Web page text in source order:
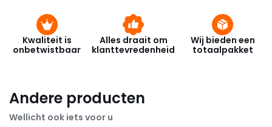
Kwaliteit is
onbetwistbaar
Alles draait om
klanttevredenheid
Wij bieden een
totaalpakket
Andere producten
Wellicht ook iets voor u